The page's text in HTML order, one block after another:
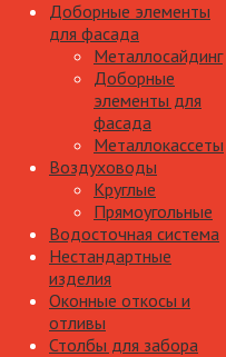
Доборные элементы
для фасада
Металлосайдинг
Доборные
элементы для
фасада
Металлокассеты
Воздуховоды
Круглые
Прямоугольные
Водосточная система
Нестандартные
изделия
Оконные откосы и
отливы
Столбы для забора